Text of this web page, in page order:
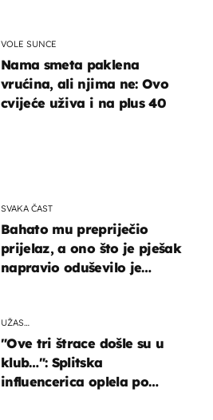
SVAKA ČAST
Bahato mu prepriječio
prijelaz, a ono što je pješak
napravio oduševilo je
UŽAS…
"Ove tri štrace došle su u
klub…": Splitska
influencerica oplela po
VOLE SUNCE
Nama smeta paklena
vrućina, ali njima ne: Ovo
cvijeće uživa i na plus 40